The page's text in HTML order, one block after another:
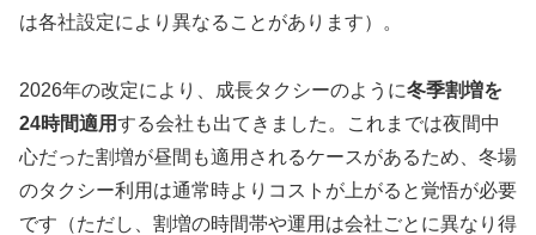
は各社設定により異なることがあります）。
2026年の改定により、成長タクシーのように冬季割増を
24時間適用する会社も出てきました。これまでは夜間中
心だった割増が昼間も適用されるケースがあるため、冬場
のタクシー利用は通常時よりコストが上がると覚悟が必要
です（ただし、割増の時間帯や運用は会社ごとに異なり得